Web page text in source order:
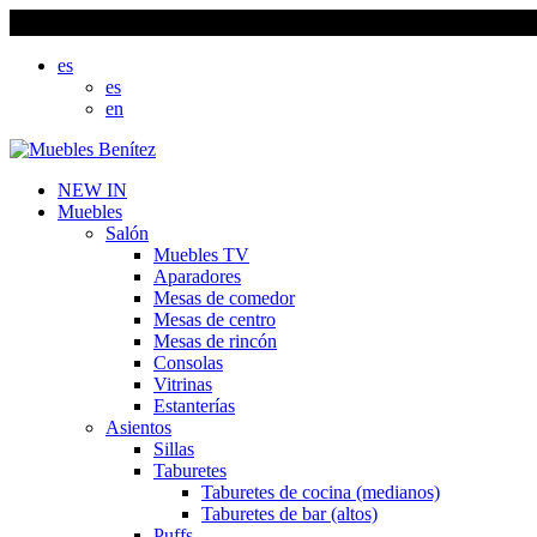
es
es
en
NEW IN
Muebles
Salón
Muebles TV
Aparadores
Mesas de comedor
Mesas de centro
Mesas de rincón
Consolas
Vitrinas
Estanterías
Asientos
Sillas
Taburetes
Taburetes de cocina (medianos)
Taburetes de bar (altos)